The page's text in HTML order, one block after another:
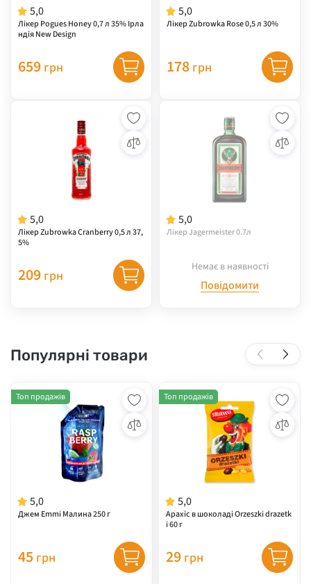
5,0
Лікер Pogues Honey 0,7 л 35% Ірла
ндія New Design
659 грн
5,0
Лікер Zubrowka Rose 0,5 л 30%
178 грн
5,0
Лікер Zubrowka Cranberry 0,5 л 37,
5%
209 грн
5,0
Лікер Jagermeister 0.7л
Немає в наявності
Повідомити
Популярні товари
5,0
Джем Emmi Малина 250 г
Топ продажів
45 грн
5,0
Арахіс в шоколаді Orzeszki drazetk
i 60 г
Топ продажів
29 грн